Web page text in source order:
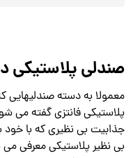
صندلی پلاستیکی
معمولا به دسته صندلیهایی
پلاستیکی فانتزی گفته می
جذابیت بی نظیری که با خود
بی نظیر پلاستیکی معرفی می